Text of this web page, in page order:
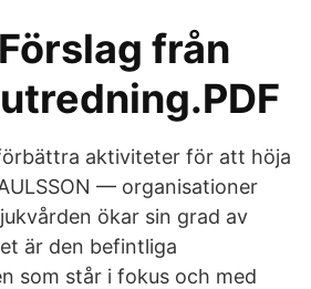
från
aktiviteter för att höja
— organisationer
ökar sin grad av
är den befintliga
som står i fokus och med